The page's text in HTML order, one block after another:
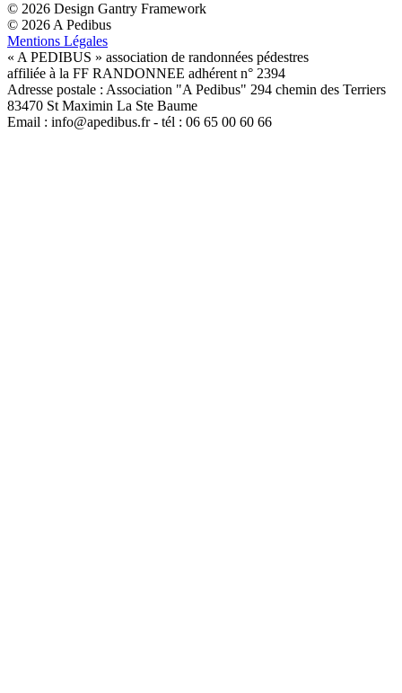
© 2026 Design Gantry Framework
© 2026 A Pedibus
Mentions Légales
« A PEDIBUS » association de randonnées pédestres
affiliée à la FF RANDONNEE adhérent n° 2394
Adresse postale : Association "A Pedibus" 294 chemin des Terriers
83470 St Maximin La Ste Baume
Email : info@apedibus.fr - tél : 06 65 00 60 66